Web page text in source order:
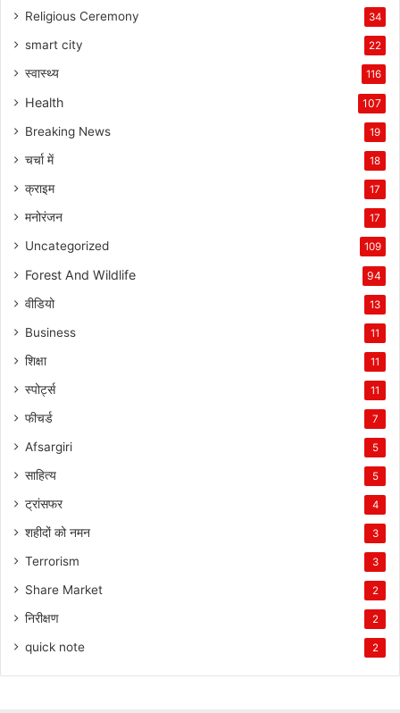
Religious Ceremony 34
smart city 22
स्वास्थ्य 116
Health 107
Breaking News 19
चर्चा में 18
क्राइम 17
मनोरंजन 17
Uncategorized 109
Forest And Wildlife 94
वीडियो 13
Business 11
शिक्षा 11
स्पोर्ट्स 11
फीचर्ड 7
Afsargiri 5
साहित्य 5
ट्रांसफर 4
शहीदों को नमन 3
Terrorism 3
Share Market 2
निरीक्षण 2
quick note 2